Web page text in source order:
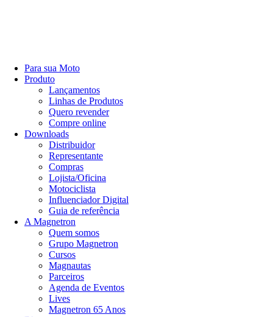
Para sua Moto
Produto
Lançamentos
Linhas de Produtos
Quero revender
Compre online
Downloads
Distribuidor
Representante
Compras
Lojista/Oficina
Motociclista
Influenciador Digital
Guia de referência
A Magnetron
Quem somos
Grupo Magnetron
Cursos
Magnautas
Parceiros
Agenda de Eventos
Lives
Magnetron 65 Anos